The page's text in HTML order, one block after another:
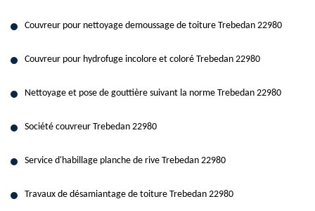
Couvreur pour nettoyage demoussage de toiture Trebedan 22980
Couvreur pour hydrofuge incolore et coloré Trebedan 22980
Nettoyage et pose de gouttière suivant la norme Trebedan 22980
Société couvreur Trebedan 22980
Service d'habillage planche de rive Trebedan 22980
Travaux de désamiantage de toiture Trebedan 22980